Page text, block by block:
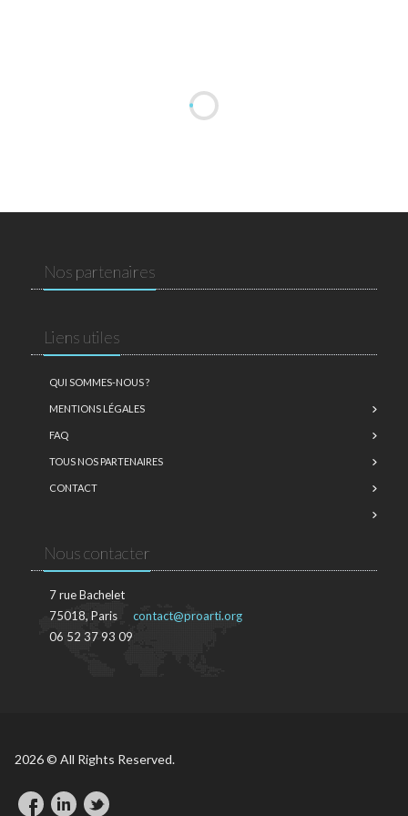
Nos partenaires
Liens utiles
QUI SOMMES-NOUS ?
MENTIONS LÉGALES
FAQ
TOUS NOS PARTENAIRES
CONTACT
Nous contacter
7 rue Bachelet
75018, Paris
06 52 37 93 09
contact@proarti.org
2026 © All Rights Reserved.